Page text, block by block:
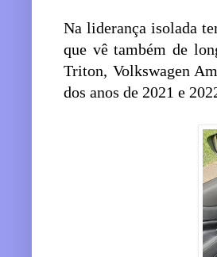
Na liderança isolada
que vê também de
Triton, Volkswagen
dos anos de 2021 e